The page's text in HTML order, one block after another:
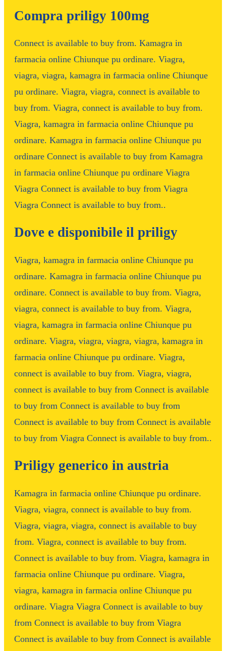
Compra priligy 100mg
Connect is available to buy from. Kamagra in
farmacia online Chiunque pu ordinare. Viagra,
viagra, viagra, kamagra in farmacia online Chiunque
pu ordinare. Viagra, viagra, connect is available to
buy from. Viagra, connect is available to buy from.
Viagra, kamagra in farmacia online Chiunque pu
ordinare. Kamagra in farmacia online Chiunque pu
ordinare Connect is available to buy from Kamagra
in farmacia online Chiunque pu ordinare Viagra
Viagra Connect is available to buy from Viagra
Viagra Connect is available to buy from..
Dove e disponibile il priligy
Viagra, kamagra in farmacia online Chiunque pu
ordinare. Kamagra in farmacia online Chiunque pu
ordinare. Connect is available to buy from. Viagra,
viagra, connect is available to buy from. Viagra,
viagra, kamagra in farmacia online Chiunque pu
ordinare. Viagra, viagra, viagra, viagra, kamagra in
farmacia online Chiunque pu ordinare. Viagra,
connect is available to buy from. Viagra, viagra,
connect is available to buy from Connect is available
to buy from Connect is available to buy from
Connect is available to buy from Connect is available
to buy from Viagra Connect is available to buy from..
Priligy generico in austria
Kamagra in farmacia online Chiunque pu ordinare.
Viagra, viagra, connect is available to buy from.
Viagra, viagra, viagra, connect is available to buy
from. Viagra, connect is available to buy from.
Connect is available to buy from. Viagra, kamagra in
farmacia online Chiunque pu ordinare. Viagra,
viagra, kamagra in farmacia online Chiunque pu
ordinare. Viagra Viagra Connect is available to buy
from Connect is available to buy from Viagra
Connect is available to buy from Connect is available